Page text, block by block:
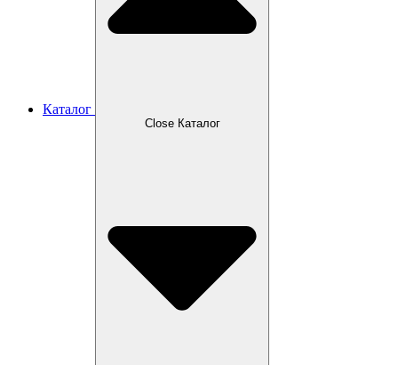
Каталог
Close Каталог